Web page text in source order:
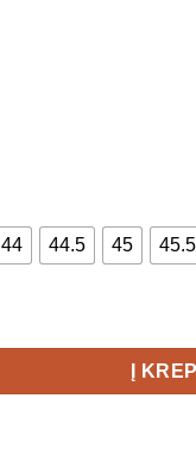
44 44.5 45 45.5
Ghost Max 4 Men's
Į